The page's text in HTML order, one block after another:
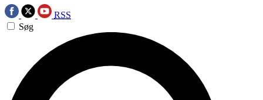
RSS
Søg